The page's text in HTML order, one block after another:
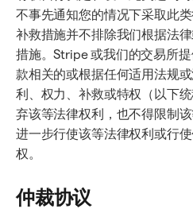
不事先通知您的情况下采取此
补救措施并不排除我们根据法
措施。Stripe 或我们的交易所
款相关的或根据任何适用法规
利、权力、补救或特权（以下
弃该等法律权利，也不得限制
进一步行使该等法律权利或行
权。
仲裁协议